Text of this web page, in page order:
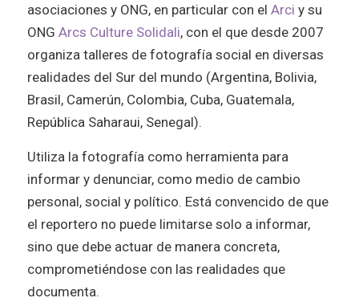
asociaciones y ONG, en particular con el Arci y su
ONG Arcs Culture Solidali, con el que desde 2007
organiza talleres de fotografía social en diversas
realidades del Sur del mundo (Argentina, Bolivia,
Brasil, Camerún, Colombia, Cuba, Guatemala,
República Saharaui, Senegal).
Utiliza la fotografía como herramienta para
informar y denunciar, como medio de cambio
personal, social y político. Está convencido de que
el reportero no puede limitarse solo a informar,
sino que debe actuar de manera concreta,
comprometiéndose con las realidades que
documenta.